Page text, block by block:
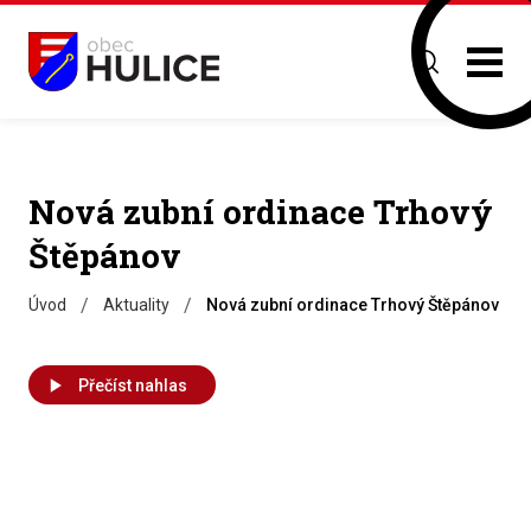
Nová zubní ordinace Trhový
Štěpánov
Úvod / Aktuality / Nová zubní ordinace Trhový Štěpánov
Přečíst nahlas